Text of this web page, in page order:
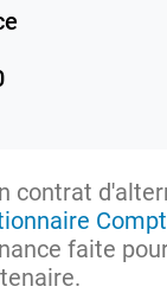
contrat
faite